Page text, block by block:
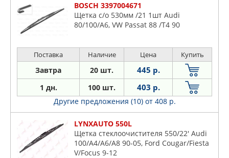
BOSCH 3397004671
Щетка с/о 530мм /21 1шт Audi
80/100/A6, VW Passat 88 /T4 90
Поставка Наличие Цена Купить
Завтра 20 шт. 445 р.
1 дн. 100 шт. 403 р.
Другие предложения (10) от 408 р.
LYNXAUTO 550L
Щетка стеклоочистителя 550/22' Audi
100/A4/A6/A8 90-05, Ford Cougar/Fiesta
V/Focus 9-12